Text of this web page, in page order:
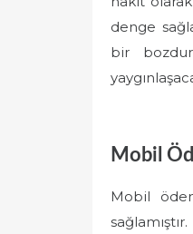
denge
bir
Mobil
Mobil